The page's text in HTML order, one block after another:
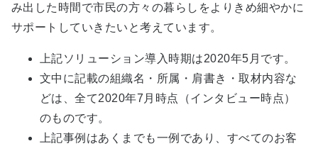
み出した時間で市民の方々の暮らしをよりきめ細やかに
サポートしていきたいと考えています。
上記ソリューション導入時期は2020年5月です。
文中に記載の組織名・所属・肩書き・取材内容な
どは、全て2020年7月時点（インタビュー時点）
のものです。
上記事例はあくまでも一例であり、すべてのお客